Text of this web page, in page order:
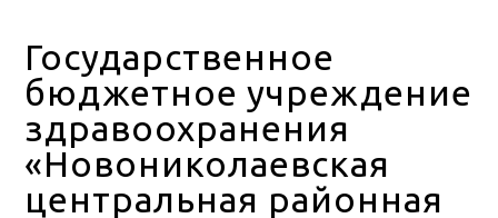
Государственное
бюджетное учреждение
здравоохранения
«Новониколаевская
центральная районная